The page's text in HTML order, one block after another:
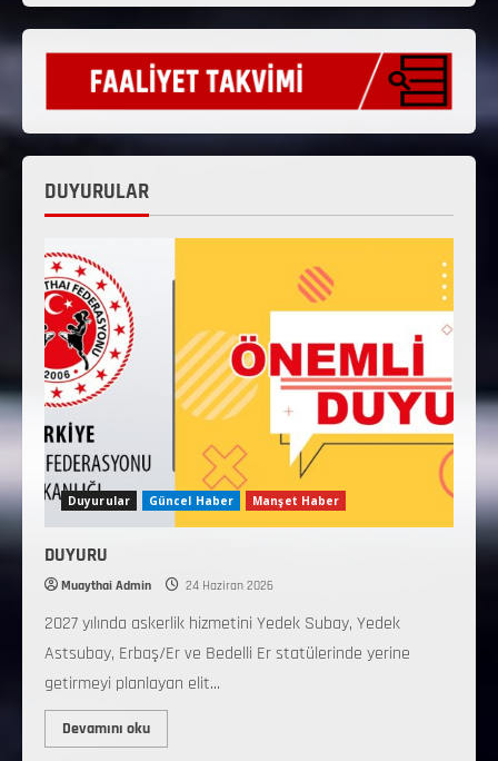
DUYURULAR
Duyurular Güncel Haber Manşet Haber
DUYURU
Muaythai Admin 24 Haziran 2026
2027 yılında askerlik hizmetini Yedek Subay, Yedek
Astsubay, Erbaş/Er ve Bedelli Er statülerinde yerine
getirmeyi planlayan elit...
Devamını oku